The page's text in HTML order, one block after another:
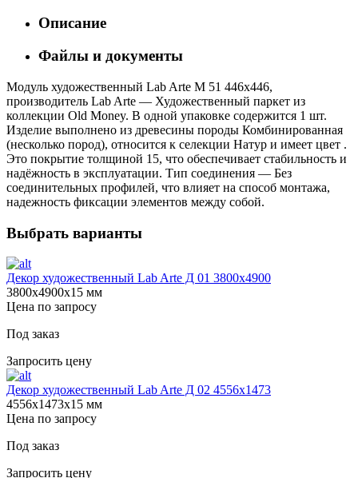
Описание
Файлы и документы
Модуль художественный Lab Arte М 51 446х446,
производитель Lab Arte — Художественный паркет из
коллекции Old Money. В одной упаковке содержится 1 шт.
Изделие выполнено из древесины породы Комбинированная
(несколько пород), относится к селекции Натур и имеет цвет .
Это покрытие толщиной 15, что обеспечивает стабильность и
надёжность в эксплуатации. Тип соединения — Без
соединительных профилей, что влияет на способ монтажа,
надежность фиксации элементов между собой.
Выбрать варианты
Декор художественный Lab Arte Д 01 3800х4900
3800х4900х15 мм
Цена по запросу
Под заказ
Запросить цену
Декор художественный Lab Arte Д 02 4556x1473
4556х1473х15 мм
Цена по запросу
Под заказ
Запросить цену